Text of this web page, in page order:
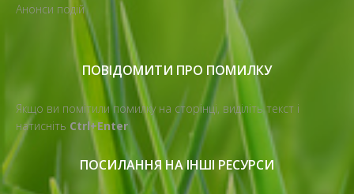
Анонси подій
ПОВІДОМИТИ ПРО ПОМИЛКУ
Якщо ви помітили помилку на сторінці, виділіть текст і
натисніть Ctrl+Enter
ПОСИЛАННЯ НА ІНШІ РЕСУРСИ